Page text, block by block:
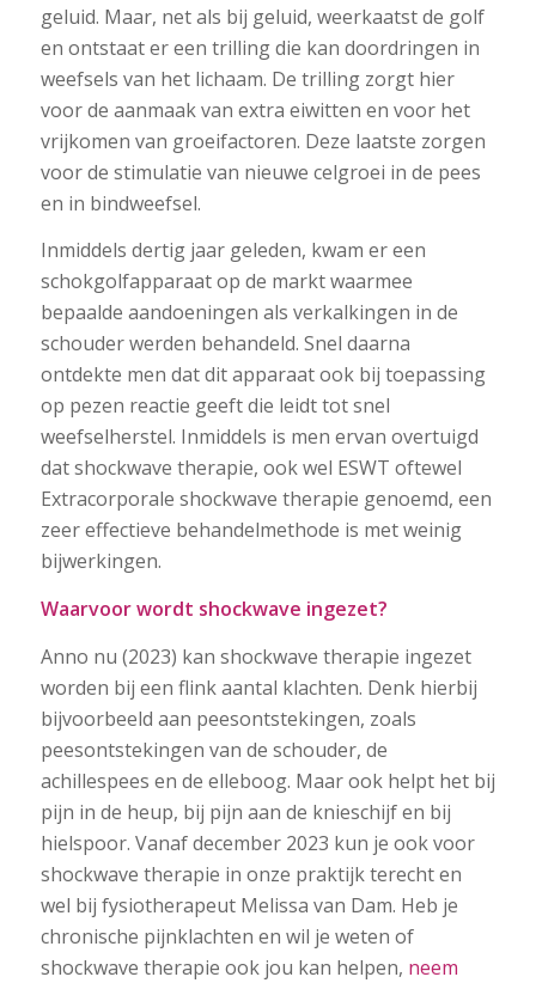
geluid. Maar, net als bij geluid, weerkaatst de golf
en ontstaat er een trilling die kan doordringen in
weefsels van het lichaam. De trilling zorgt hier
voor de aanmaak van extra eiwitten en voor het
vrijkomen van groeifactoren. Deze laatste zorgen
voor de stimulatie van nieuwe celgroei in de pees
en in bindweefsel.
Inmiddels dertig jaar geleden, kwam er een
schokgolfapparaat op de markt waarmee
bepaalde aandoeningen als verkalkingen in de
schouder werden behandeld. Snel daarna
ontdekte men dat dit apparaat ook bij toepassing
op pezen reactie geeft die leidt tot snel
weefselherstel. Inmiddels is men ervan overtuigd
dat shockwave therapie, ook wel ESWT oftewel
Extracorporale shockwave therapie genoemd, een
zeer effectieve behandelmethode is met weinig
bijwerkingen.
Waarvoor wordt shockwave ingezet?
Anno nu (2023) kan shockwave therapie ingezet
worden bij een flink aantal klachten. Denk hierbij
bijvoorbeeld aan peesontstekingen, zoals
peesontstekingen van de schouder, de
achillespees en de elleboog. Maar ook helpt het bij
pijn in de heup, bij pijn aan de knieschijf en bij
hielspoor. Vanaf december 2023 kun je ook voor
shockwave therapie in onze praktijk terecht en
wel bij fysiotherapeut Melissa van Dam. Heb je
chronische pijnklachten en wil je weten of
shockwave therapie ook jou kan helpen, neem